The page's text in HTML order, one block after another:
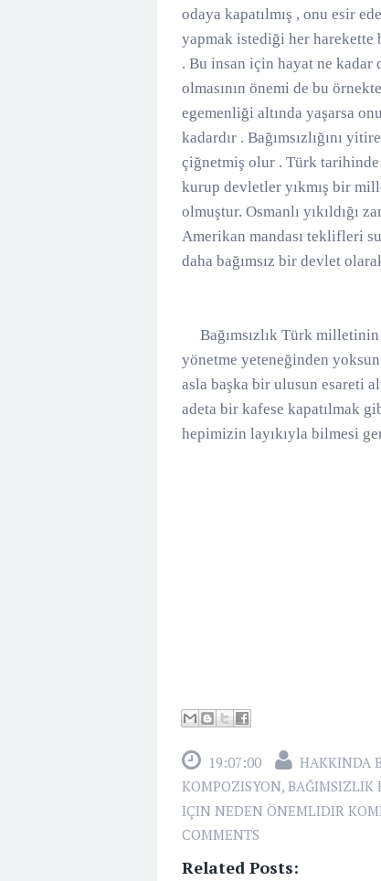
odaya kapatılmış , onu esir
yapmak istediği her harekette
. Bu insan için hayat ne kadar
olmasının önemi de bu
egemenliği altında yaşarsa
kadardır . Bağımsızlığını
çiğnetmiş olur . Türk
kurup devletler yıkmış bir
olmuştur. Osmanlı yıkıldığı
Amerikan mandası teklifleri
daha bağımsız bir devlet
Bağımsızlık Türk
yönetme yeteneğinden
asla başka bir ulusun esareti
adeta bir kafese kapatılmak
hepimizin layıkıyla bilmesi
19:07:00 HAKKINDA
KOMPOZISYON, BAĞIMSIZLIK
IÇIN NEDEN ÖNEMLIDIR
COMMENTS
Related Posts: